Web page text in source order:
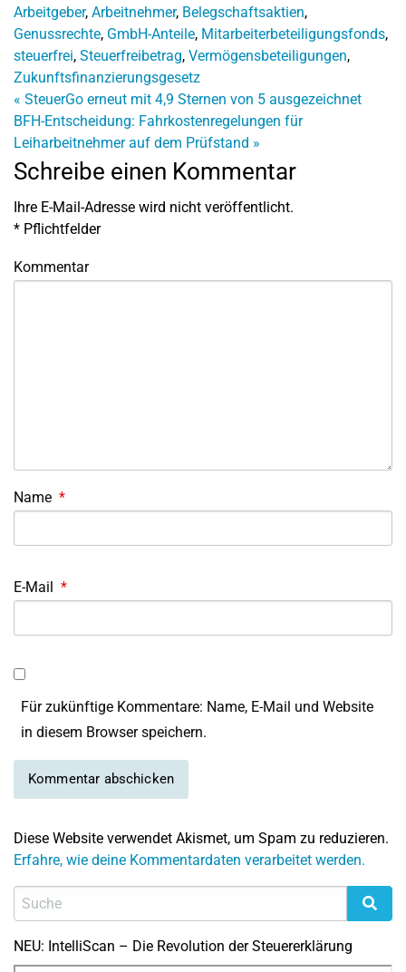
Arbeitgeber, Arbeitnehmer, Belegschaftsaktien,
Genussrechte, GmbH-Anteile, Mitarbeiterbeteiligungsfonds,
steuerfrei, Steuerfreibetrag, Vermögensbeteiligungen,
Zukunftsfinanzierungsgesetz
« SteuerGo erneut mit 4,9 Sternen von 5 ausgezeichnet
BFH-Entscheidung: Fahrkostenregelungen für
Leiharbeitnehmer auf dem Prüfstand »
Schreibe einen Kommentar
Ihre E-Mail-Adresse wird nicht veröffentlicht.
* Pflichtfelder
Kommentar
Name *
E-Mail *
Für zukünftige Kommentare: Name, E-Mail und Website
in diesem Browser speichern.
Diese Website verwendet Akismet, um Spam zu reduzieren.
Erfahre, wie deine Kommentardaten verarbeitet werden.
NEU: IntelliScan – Die Revolution der Steuererklärung